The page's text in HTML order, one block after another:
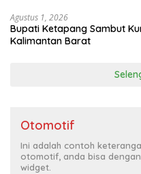
Agustus 1, 2026
Bupati Ketapang Sambut
Kalimantan Barat
Otomotif
Ini adalah contoh
otomotif, anda bisa
widget.